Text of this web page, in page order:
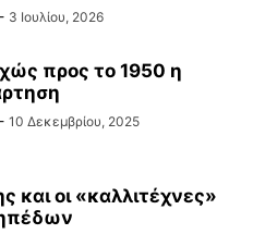
- 3 Ιουλίου, 2026
προς το 1950 η
- 10 Δεκεμβρίου, 2025
και οι «καλλιτέχνες»